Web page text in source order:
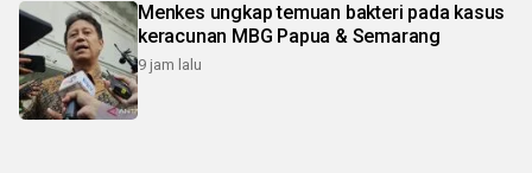
Menkes ungkap temuan bakteri pada kasus
keracunan MBG Papua & Semarang
9 jam lalu